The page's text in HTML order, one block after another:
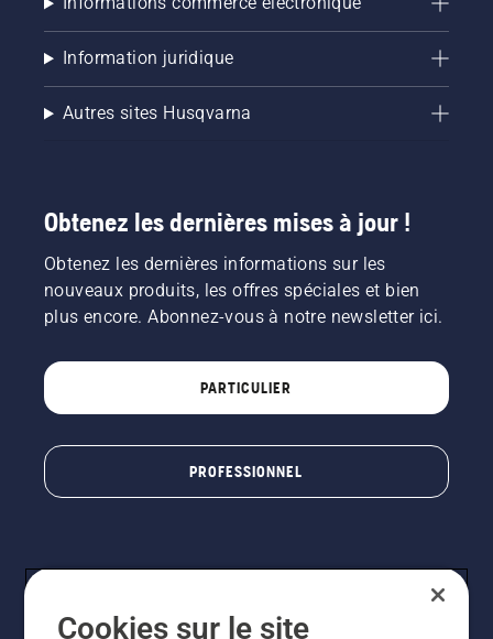
Information juridique
Autres sites Husqvarna
Obtenez les dernières mises à jour !
Obtenez les dernières informations sur les
nouveaux produits, les offres spéciales et bien
plus encore. Abonnez-vous à notre newsletter ici.
PARTICULIER
PROFESSIONNEL
Cookies sur le site